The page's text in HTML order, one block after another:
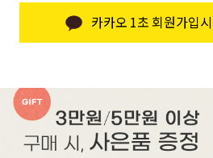
카카오 1초 회원가입